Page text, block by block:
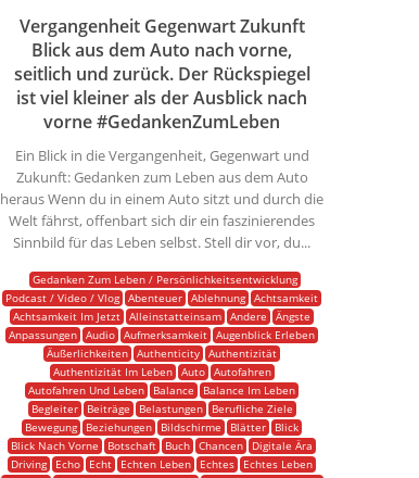
Vergangenheit Gegenwart Zukunft
Blick aus dem Auto nach vorne,
seitlich und zurück. Der Rückspiegel
ist viel kleiner als der Ausblick nach
vorne #GedankenZumLeben
Ein Blick in die Vergangenheit, Gegenwart und
Zukunft: Gedanken zum Leben aus dem Auto
heraus Wenn du in einem Auto sitzt und durch die
Welt fährst, offenbart sich dir ein faszinierendes
Sinnbild für das Leben selbst. Stell dir vor, du...
Gedanken Zum Leben / Persönlichkeitsentwicklung
Podcast / Video / Vlog Abenteuer Ablehnung Achtsamkeit
Achtsamkeit Im Jetzt Alleinstatteinsam Andere
Ängste
Anpassungen Audio Aufmerksamkeit Augenblick Erleben
Äußerlichkeiten Authenticity Authentizität
Authentizität Im Leben
Auto
Autofahren
Autofahren Und Leben
Balance
Balance Im Leben
Begleiter
Beiträge Belastungen
Berufliche Ziele
Bewegung
Beziehungen Bildschirme Blätter
Blick
Blick Nach Vorne
Botschaft Buch Chancen
Digitale Ära
Driving
Echo Echt Echten Leben Echtes
Echtes Leben